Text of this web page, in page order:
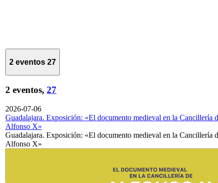
2 eventos 27
2 eventos, 27
2026-07-06
Guadalajara. Exposición: «El documento medieval en la Cancillería
Alfonso X»
Guadalajara. Exposición: «El documento medieval en la Cancillería
Alfonso X»